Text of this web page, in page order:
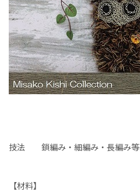
技法 鎖編み・細編み・長編み等
【材料】